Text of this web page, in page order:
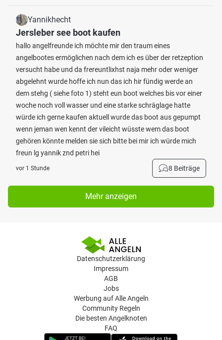
Yannikhecht
Jersleber see boot kaufen
hallo angelfreunde ich möchte mir den traum eines
angelbootes ermöglichen nach dem ich es über der retzeption
versucht habe und da frereuntlixhst naja mehr oder weniger
abgelehnt wurde hoffe ich nun das ich hir fündig werde an
dem stehg ( siehe foto 1) steht eun boot welches bis vor einer
woche noch voll wasser und eine starke schräglage hatte
würde ich gerne kaufen aktuell wurde das boot aus gepumpt
wenn jeman wen kennt der vileicht wüsste wem das boot
gehören könnte melden sie sich bitte bei mir ich würde mich
freun lg yannik znd petri hei
vor 1 Stunde 8 Beiträge
Mehr anzeigen
Datenschutzerklärung
Impressum
AGB
Jobs
Werbung auf Alle Angeln
Community Regeln
Die besten Angelknoten
FAQ